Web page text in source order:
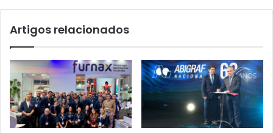
Artigos relacionados